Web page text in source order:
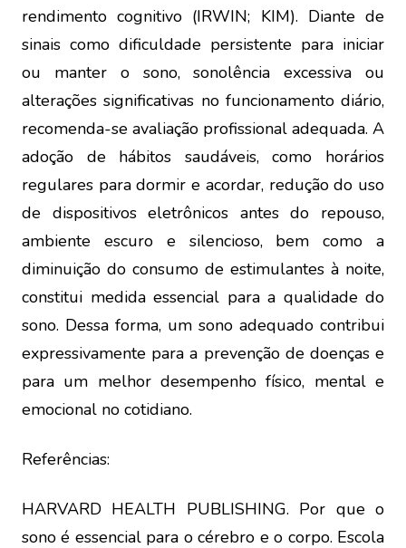
rendimento cognitivo (IRWIN; KIM). Diante de
sinais como dificuldade persistente para iniciar
ou manter o sono, sonolência excessiva ou
alterações significativas no funcionamento diário,
recomenda-se avaliação profissional adequada. A
adoção de hábitos saudáveis, como horários
regulares para dormir e acordar, redução do uso
de dispositivos eletrônicos antes do repouso,
ambiente escuro e silencioso, bem como a
diminuição do consumo de estimulantes à noite,
constitui medida essencial para a qualidade do
sono. Dessa forma, um sono adequado contribui
expressivamente para a prevenção de doenças e
para um melhor desempenho físico, mental e
emocional no cotidiano.
Referências:
HARVARD HEALTH PUBLISHING. Por que o
sono é essencial para o cérebro e o corpo. Escola